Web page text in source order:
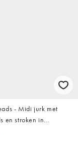
- Midi jurk met
en stroken in